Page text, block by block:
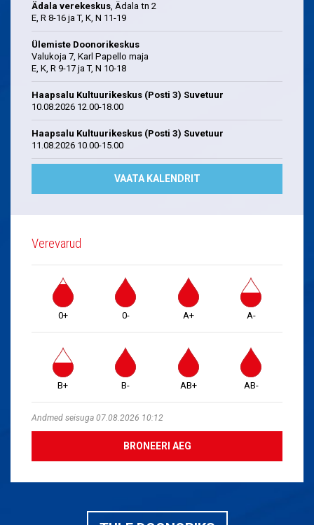
Ädala verekeskus, Ädala tn 2
E, R 8-16 ja T, K, N 11-19
Ülemiste Doonorikeskus
Valukoja 7, Karl Papello maja
E, K, R 9-17 ja T, N 10-18
Haapsalu Kultuurikeskus (Posti 3) Suvetuur
10.08.2026 12.00-18.00
Haapsalu Kultuurikeskus (Posti 3) Suvetuur
11.08.2026 10.00-15.00
VAATA KALENDRIT
Verevarud
0+ 0- A+ A-
B+ B- AB+ AB-
Andmed seisuga 07.08.2026 10:12
BRONEERI AEG